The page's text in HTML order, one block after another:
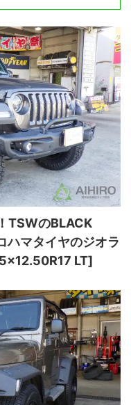
TSWのBLACK
ハマタイヤのジオラ
LT]